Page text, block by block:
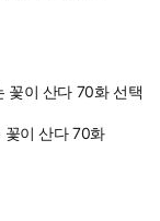
꽃이 산다 70화 선택
꽃이 산다 70화